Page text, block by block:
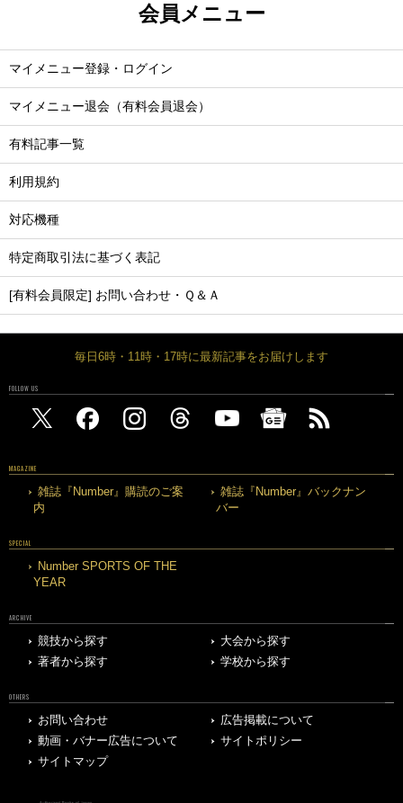
会員メニュー
マイメニュー登録・ログイン
マイメニュー退会（有料会員退会）
有料記事一覧
利用規約
対応機種
特定商取引法に基づく表記
[有料会員限定] お問い合わせ・Ｑ＆Ａ
毎日6時・11時・17時に最新記事をお届けします
FOLLOW US
MAGAZINE
雑誌『Number』購読のご案
内
雑誌『Number』バックナン
バー
SPECIAL
Number SPORTS OF THE
YEAR
ARCHIVE
競技から探す
大会から探す
著者から探す
学校から探す
OTHERS
お問い合わせ
広告掲載について
動画・バナー広告について
サイトポリシー
サイトマップ